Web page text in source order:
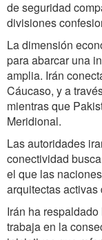
de seguridad
divisiones
La dimensión
para abarcar una
amplia. Irán
Cáucaso, y a
mientras que
Meridional.
Las autoridades
conectividad
el que las
arquitectas
Irán ha
trabaja en la